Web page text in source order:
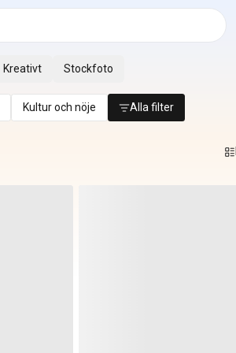
Kreativt Stockfoto
Kultur och nöje Alla filter